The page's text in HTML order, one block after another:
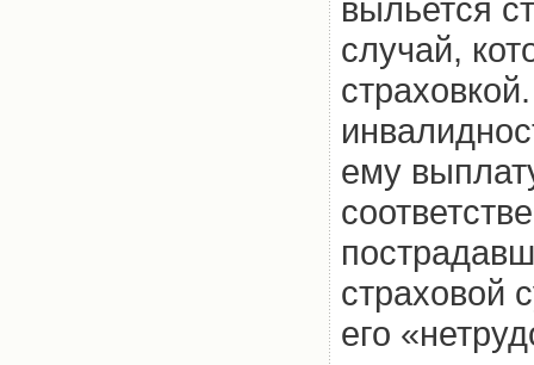
выльется
случай,
ему
страховой
его